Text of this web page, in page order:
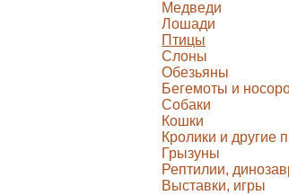
Медведи
Лошади
Птицы
Слоны
Обезьяны
Бегемоты и
Собаки
Кошки
Кролики и другие
Грызуны
Рептилии,
Выставки, игры